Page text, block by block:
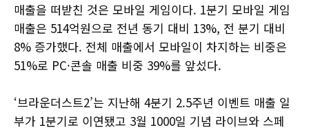
매출을 떠받친 것은 모바일 게임이다. 1분기 모바일 게임
매출은 514억원으로 전년 동기 대비 13%, 전 분기 대비
8% 증가했다. 전체 매출에서 모바일이 차지하는 비중은
51%로 PC·콘솔 매출 비중 39%를 앞섰다.
‘브라운더스트2’는 지난해 4분기 2.5주년 이벤트 매출 일
부가 1분기로 이연됐고 3월 1000일 기념 라이브와 스페